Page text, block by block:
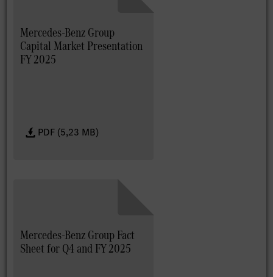
Mercedes-Benz Group
Capital Market Presentation
FY 2025
PDF (5,23 MB)
Mercedes-Benz Group Fact
Sheet for Q4 and FY 2025